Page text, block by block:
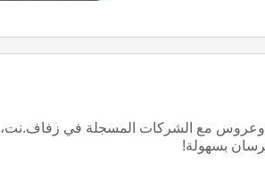
أكثر من 300 ألف عريس وعروس مع الشركات المسجلة في زفاف.نت،
بسهولة!